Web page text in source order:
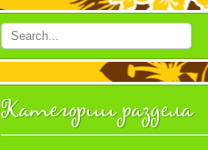
Категории раздела